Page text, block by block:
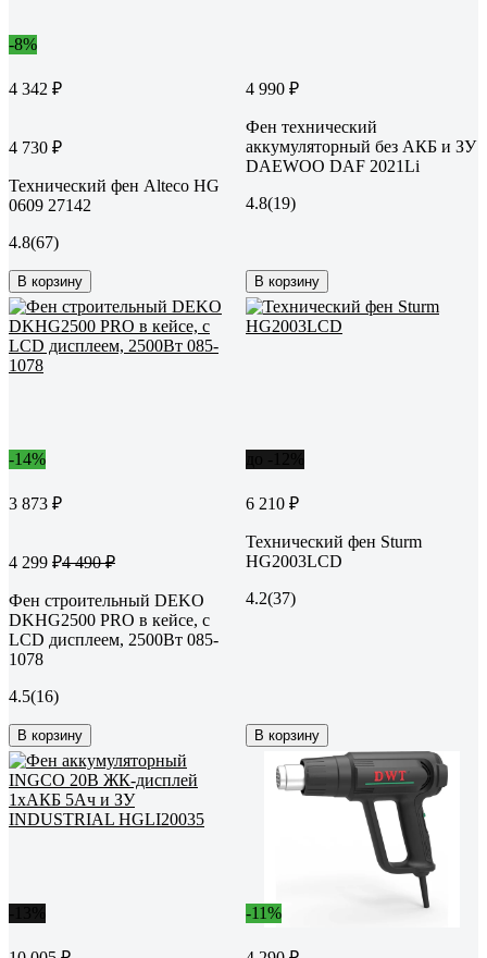
-8%
4 342 ₽
4 730 ₽
Технический фен Alteco HG
0609 27142
4.8(67)
В корзину
4 990 ₽
Фен технический
аккумуляторный без АКБ и ЗУ
DAEWOO DAF 2021Li
4.8(19)
В корзину
-14%
3 873 ₽
4 299 ₽4 490 ₽
Фен строительный DEKO
DKHG2500 PRO в кейсе, с
LCD дисплеем, 2500Вт 085-
1078
4.5(16)
В корзину
6 210 ₽
Технический фен Sturm
HG2003LCD
4.2(37)
В корзину
-11%